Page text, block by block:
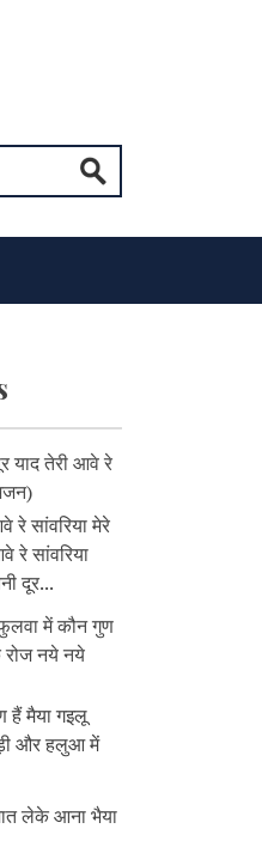
याद तेरी आवे रे
रे सांवरिया मेरे
रे सांवरिया
दूर...
में कौन गुण
नये नये
मैया गइलू
और हलुआ में
लेके आना भैया